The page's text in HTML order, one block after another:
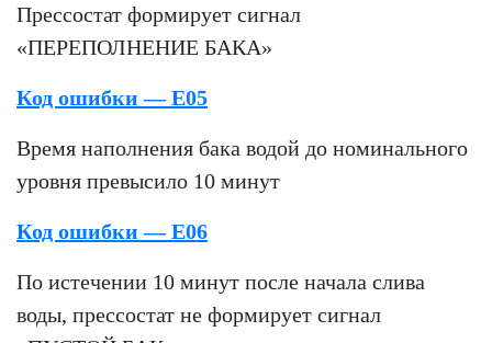
Прессостат формирует сигнал
«ПЕРЕПОЛНЕНИЕ БАКА»
Код ошибки — E05
Время наполнения бака водой до номинального
уровня превысило 10 минут
Код ошибки — E06
По истечении 10 минут после начала слива
воды, прессостат не формирует сигнал